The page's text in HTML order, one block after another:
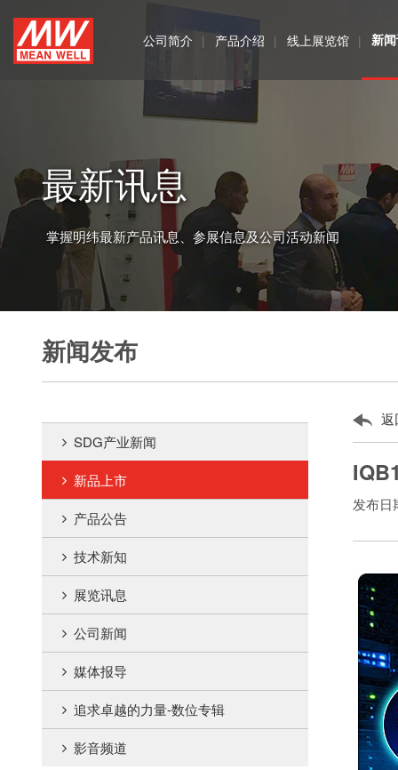
MEAN
WELL
公司简介 产品介绍 线上展览馆 新
最新讯息
掌握明纬最新产品讯息、参展信息及公司活动新闻
新闻发布
SDG产业新闻
新品上市
产品公告
技术新知
展览讯息
公司新闻
媒体报导
追求卓越的力量-数位专辑
影音频道
返
发布日